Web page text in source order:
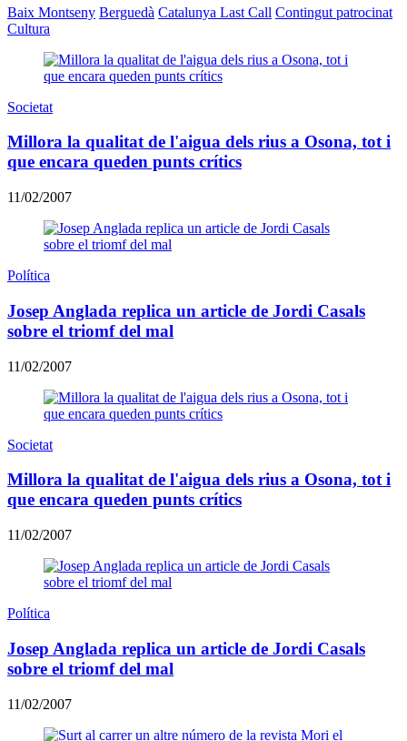
Baix Montseny Berguedà Catalunya Last Call Contingut patrocinat
Cultura
Societat
Millora la qualitat de l'aigua dels rius a Osona, tot i
que encara queden punts crítics
11/02/2007
Política
Josep Anglada replica un article de Jordi Casals
sobre el triomf del mal
11/02/2007
Societat
Millora la qualitat de l'aigua dels rius a Osona, tot i
que encara queden punts crítics
11/02/2007
Política
Josep Anglada replica un article de Jordi Casals
sobre el triomf del mal
11/02/2007